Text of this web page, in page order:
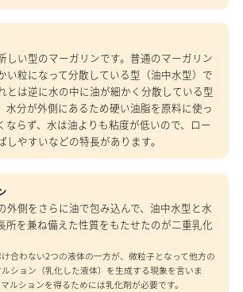
しい型のマーガリンです。普通のマーガリン
い粒になって分散している型（油中水型）で
とは逆に水の中に油が細かく分散している型
水分が外側にあるため硬い油脂を原料に使っ
ならず、水は油よりも粘度が低いので、ロー
しやすいなどの特長があります。
外側をさらに油で包み込んで、油中水型と水
所を兼ね備えた性質をもたせたのが二重乳化
合わない2つの液体の一方が、微粒子となって他方の
ション（乳化した液体）を生成する現象を言いま
ルションを得るためには乳化剤が必要です。